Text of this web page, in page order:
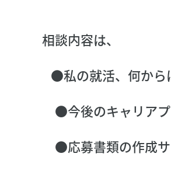
相談内容は、
●私の就活、何から
●今後のキャリアプ
●応募書類の作成